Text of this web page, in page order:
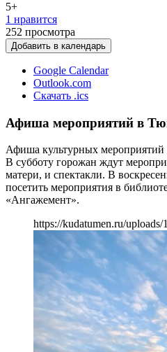
5+
1 нравится
252 просмотра
Добавить в календарь
Google Calendar
Outlook.com
Скачать .ics
Афиша мероприятий в
Афиша культурных мероприятий
В субботу горожан ждут
матери, и спектакли. В
посетить мероприятия в
«Ангажемент».
https://kudatumen.ru/uploads/